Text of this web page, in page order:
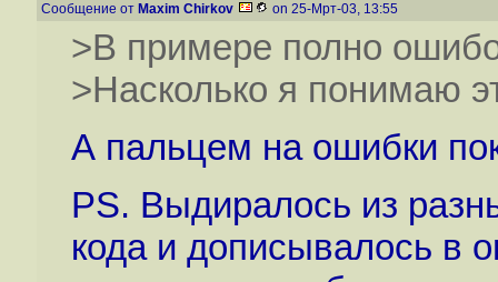
Сообщение от Maxim Chirkov on 25-Мрт-03, 13:55
>В примере полно
>Насколько я понимаю
А пальцем на ошибки
PS. Выдиралось из
кода и дописывалось в